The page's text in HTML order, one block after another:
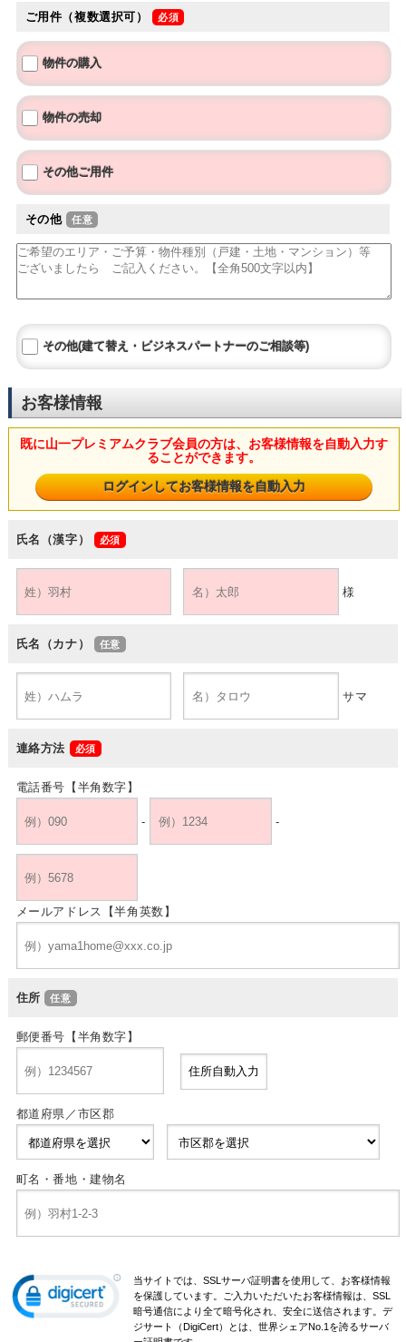
ご用件（複数選択可）
物件の購入
物件の売却
その他ご用件
その他
その他(建て替え・ビジネスパートナーのご相談等)
お客様情報
既に山一プレミアムクラブ会員の方は、お客様情報を自動入力す
ることができます。
氏名（漢字）
様
氏名（カナ）
サマ
連絡方法
電話番号【半角数字】
- -
メールアドレス【半角英数】
住所
郵便番号【半角数字】
都道府県／市区郡
町名・番地・建物名
当サイトでは、SSLサーバ証明書を使用して、お客様情報
を保護しています。ご入力いただいたお客様情報は、SSL
暗号通信により全て暗号化され、安全に送信されます。デ
ジサート（DigiCert）とは、世界シェアNo.1を誇るサーバ